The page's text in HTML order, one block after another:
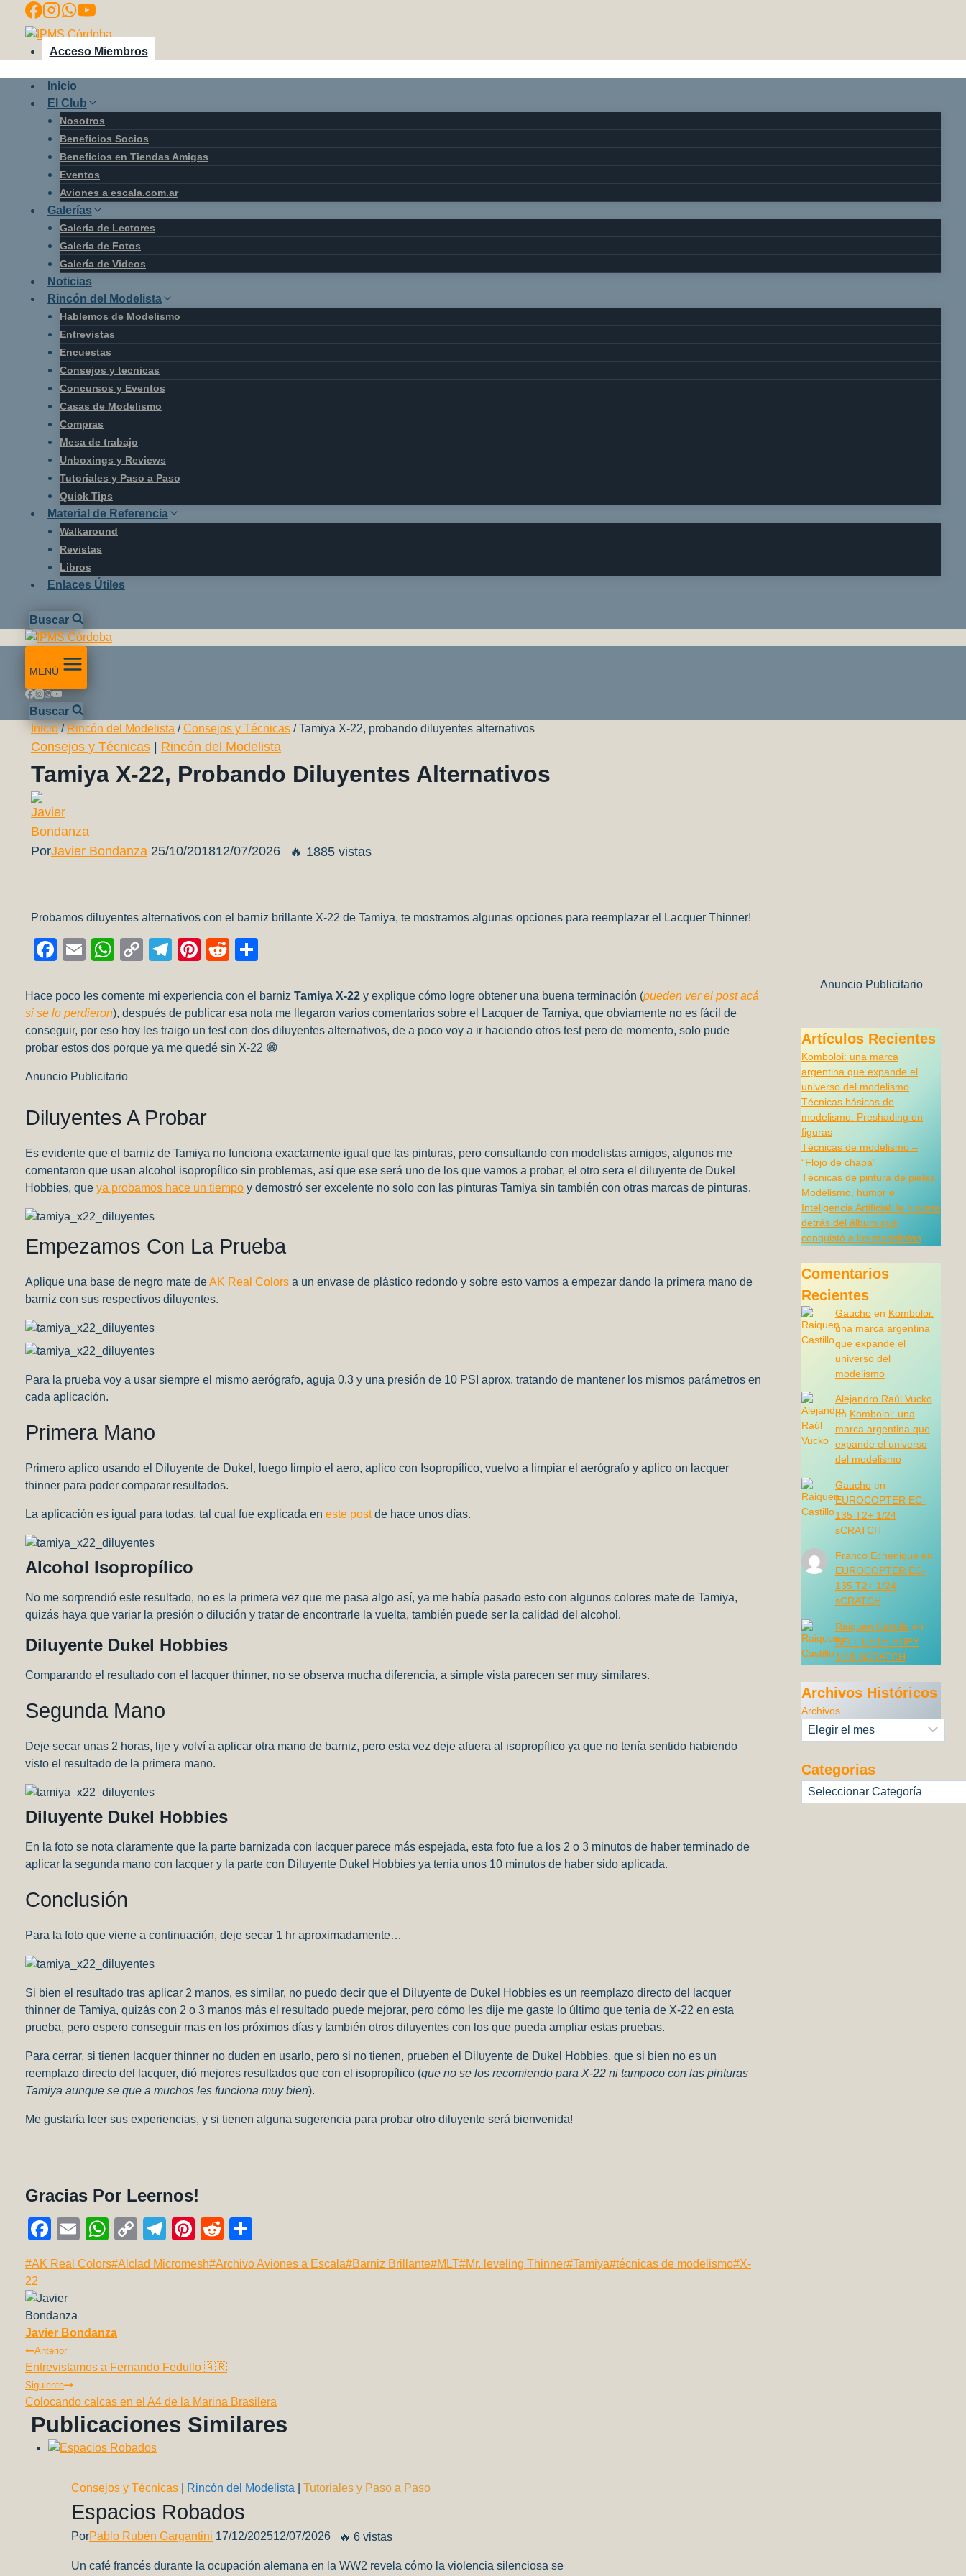
Saltar
contenido
Acceso Miembros
Inicio
El Club
Nosotros
Beneficios Socios
Beneficios en Tiendas Amigas
Eventos
Aviones a escala.com.ar
Galerías
Galería de Lectores
Galería de Fotos
Galería de Videos
Noticias
Rincón del Modelista
Hablemos de Modelismo
Entrevistas
Encuestas
Consejos y tecnicas
Concursos y Eventos
Casas de Modelismo
Compras
Mesa de trabajo
Unboxings y Reviews
Tutoriales y Paso a Paso
Quick Tips
Material de Referencia
Walkaround
Revistas
Libros
Enlaces Útiles
Buscar
MENÚ
Buscar
Inicio / Rincón del Modelista / Consejos y Técnicas / Tamiya X-22, probando diluyentes alternativos
Consejos y Técnicas Rincón del Modelista
Tamiya X-22, Probando Diluyentes Alternativos
PorJavier Bondanza 25/10/201812/07/2026 🔥 1885 vistas
Probamos diluyentes alternativos con el barniz brillante X-22 de Tamiya, te mostramos algunas opciones para reemplazar el Lacquer Thinner!
Facebook
EmailWhatsApp
CopyTelegram
Pinterest
Reddit
Hace poco les comente mi experiencia con el barniz Tamiya X-22 y explique cómo logre obtener una buena terminación (pueden ver el post acá
si se lo perdieron), después de publicar esa nota me llegaron varios comentarios sobre el Lacquer de Tamiya, que obviamente no es fácil de
conseguir, por eso hoy les traigo un test con dos diluyentes alternativos, de a poco voy a ir haciendo otros test pero de momento, solo pude
probar estos dos porque ya me quedé sin X-22 😁
Anuncio Publicitario
Diluyentes A Probar
Es evidente que el barniz de Tamiya no funciona exactamente igual que las pinturas, pero consultando con modelistas amigos, algunos me
comentaron que usan alcohol isopropílico sin problemas, así que ese será uno de los que vamos a probar, el otro sera el diluyente de Dukel
Hobbies, que ya probamos hace un tiempo y demostró ser excelente no solo con las pinturas Tamiya sin también con otras marcas de pinturas.
Empezamos Con La Prueba
Aplique una base de negro mate deAK Real Colors a un envase de plástico redondo y sobre esto vamos a empezar dando la primera mano de
barniz con sus respectivos diluyentes.
Para la prueba voy a usar siempre el mismo aerógrafo, aguja 0.3 y una presión de 10 PSI aprox. tratando de mantener los mismos parámetros en
cada aplicación.
Primera Mano
Primero aplico usando el Diluyente de Dukel, luego limpio el aero, aplico con Isopropílico, vuelvo a limpiar el aerógrafo y aplico on lacquer
thinner para poder comparar resultados.
La aplicación es igual para todas, tal cual fue explicada en este postde hace unos días.
Alcohol Isopropílico
No me sorprendió este resultado, no es la primera vez que me pasa algo así, ya me había pasado esto con algunos colores mate de Tamiya,
quizás haya que variar la presión o dilución y tratar de encontrarle la vuelta, también puede ser la calidad del alcohol.
Diluyente Dukel Hobbies
Comparando el resultado con el lacquer thinner, no se observa mucha diferencia, a simple vista parecen ser muy similares.
Segunda Mano
Deje secar unas 2 horas, lije y volví a aplicar otra mano de barniz, pero esta vez deje afuera al isopropílico ya que no tenía sentido habiendo
visto el resultado de la primera mano.
Diluyente Dukel Hobbies
En la foto se nota claramente que la parte barnizada con lacquer parece más espejada, esta foto fue a los 2 o 3 minutos de haber terminado de
aplicar la segunda mano con lacquer y la parte con Diluyente Dukel Hobbies ya tenia unos 10 minutos de haber sido aplicada.
Conclusión
Para la foto que viene a continuación, deje secar 1 hr aproximadamente…
Si bien el resultado tras aplicar 2 manos, es similar, no puedo decir que el Diluyente de Dukel Hobbies es un reemplazo directo del lacquer
thinner de Tamiya, quizás con 2 o 3 manos más el resultado puede mejorar, pero cómo les dije me gaste lo último que tenia de X-22 en esta
prueba, pero espero conseguir mas en los próximos días y también otros diluyentes con los que pueda ampliar estas pruebas.
Para cerrar, si tienen lacquer thinner no duden en usarlo, pero si no tienen, prueben el Diluyente de Dukel Hobbies, que si bien no es un
reemplazo directo del lacquer, dió mejores resultados que con el isopropílico (que no se los recomiendo para X-22 ni tampoco con las pinturas
Tamiya aunque se que a muchos les funciona muy bien).
Me gustaría leer sus experiencias, y si tienen alguna sugerencia para probar otro diluyente será bienvenida!
Gracias Por Leernos!
F
c
e
b
o
o
k
E
ail
W
at
p
p
C
p
k
T
e
Pi
er
R
d
m
Etiquetas
de
la
entrada:
#AK Real Colors#Alclad Micromesh#Archivo Aviones a Escala#Barniz Brillante#MLT#Mr. leveling Thinner#Tamiya#técnicas de modelismo#X-
22
Javier Bondanza
Navegación
De
Entradas
Anterior
Entrevistamos a Fernando Fedullo 🇦🇷
Siguiente
Colocando calcas en el A4 de la Marina Brasilera
Publicaciones Similares
Consejos y Técnicas Rincón del Modelista Tutoriales y Paso a Paso
Espacios Robados
PorPablo Rubén Gargantini 17/12/202512/07/2026 🔥 6 vistas
Un café francés durante la ocupación alemana en la WW2 revela cómo la violencia silenciosa se
Anuncio Publicitario
Artículos Recientes
Komboloi: una marca
argentina que expande el
universo del modelismo
Técnicas básicas de
modelismo: Preshading en
figuras
Técnicas de modelismo –
“Flojo de chapa”
Técnicas de pintura de pieles
Modelismo, humor e
Inteligencia Artificial: la historia
detrás del álbum que
conquistó a los modelistas
Comentarios
Recientes
Gauchoen Komboloi:
una marca argentina
que expande el
universo del
modelismo
Alejandro Raúl Vucko
en Komboloi: una
marca argentina que
expande el universo
del modelismo
Gauchoen
EUROCOPTER EC-
135 T2+ 1/24
sCRATCH
Franco Echeniqueen
EUROCOPTER EC-
135 T2+ 1/24
sCRATCH
Raiquen Castilloen
BELL UH1H HUEY
1/18 SCRATCH
Archivos Históricos
Archivos
Categorias
Categorías